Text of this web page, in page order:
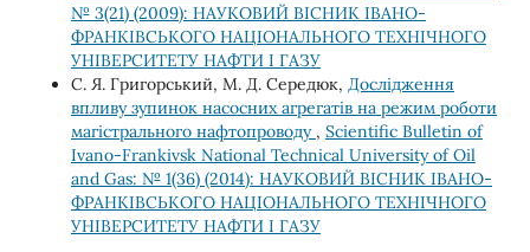
№ 3(21) (2009): НАУКОВИЙ ВІСНИК ІВАНО-
ФРАНКІВСЬКОГО НАЦІОНАЛЬНОГО ТЕХНІЧНОГО
УНІВЕРСИТЕТУ НАФТИ І ГАЗУ
С. Я. Григорський, М. Д. Середюк, Дослідження
впливу зупинок насосних агрегатів на режим роботи
магістрального нафтопроводу , Scientific Bulletin of
Ivano-Frankivsk National Technical University of Oil
and Gas: № 1(36) (2014): НАУКОВИЙ ВІСНИК ІВАНО-
ФРАНКІВСЬКОГО НАЦІОНАЛЬНОГО ТЕХНІЧНОГО
УНІВЕРСИТЕТУ НАФТИ І ГАЗУ